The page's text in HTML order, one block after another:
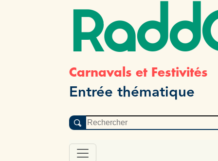
Carnavals et Festivités
Entrée thématique